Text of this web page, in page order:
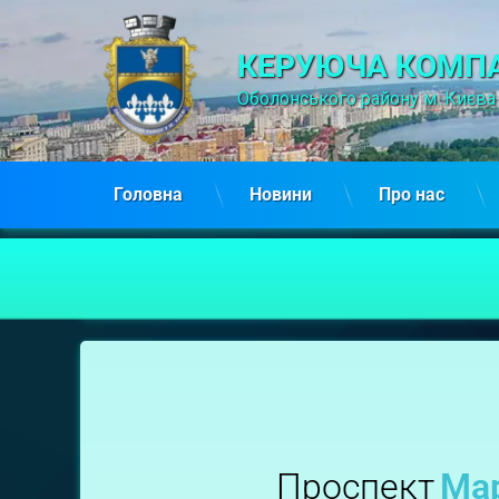
КЕРУЮЧА
Оболонського району м. Києва
Головна Новини Про нас
Проспект